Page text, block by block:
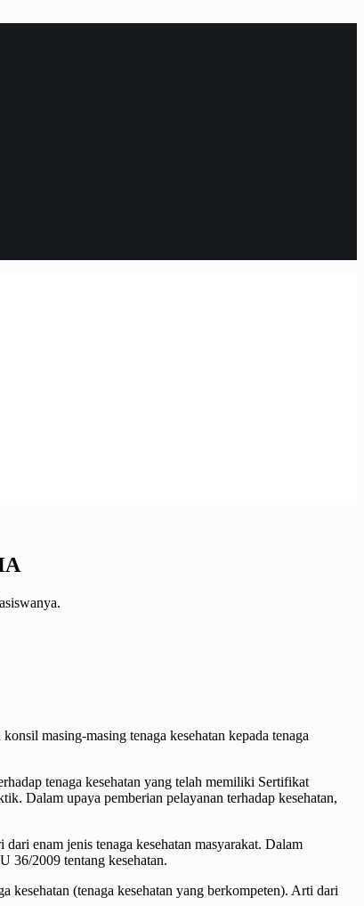
masing-masing tenaga kesehatan kepada tenaga
tenaga kesehatan yang telah memiliki Sertifikat
Dalam upaya pemberian pelayanan terhadap kesehatan,
enam jenis tenaga kesehatan masyarakat. Dalam
36/2009 tentang kesehatan.
kesehatan (tenaga kesehatan yang berkompeten). Arti dari